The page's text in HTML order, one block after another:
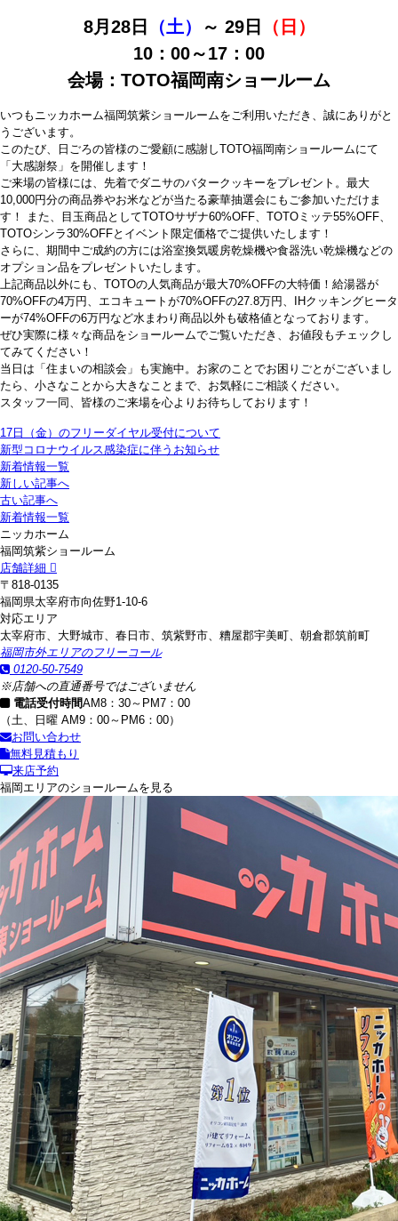
8月28日 （土） ～ 29日
（日）
10：00～17：00
会場：TOTO福岡南ショールーム
いつもニッカホーム福岡筑紫ショールームをご利用いただき、誠にありがと
うございます。
このたび、日ごろの皆様のご愛顧に感謝しTOTO福岡南ショールームにて
「大感謝祭」を開催します！
ご来場の皆様には、先着でダニサのバタークッキーをプレゼント。最大
10,000円分の商品券やお米などが当たる豪華抽選会にもご参加いただけま
す！ また、目玉商品としてTOTOサザナ60%OFF、TOTOミッテ55%OFF、
TOTOシンラ30%OFFとイベント限定価格でご提供いたします！
さらに、期間中ご成約の方には浴室換気暖房乾燥機や食器洗い乾燥機などの
オプション品をプレゼントいたします。
上記商品以外にも、TOTOの人気商品が最大70%OFFの大特価！給湯器が
70%OFFの4万円、エコキュートが70%OFFの27.8万円、IHクッキングヒータ
ーが74%OFFの6万円など水まわり商品以外も破格値となっております。
ぜひ実際に様々な商品をショールームでご覧いただき、お値段もチェックし
てみてください！
当日は「住まいの相談会」も実施中。お家のことでお困りごとがございまし
たら、小さなことから大きなことまで、お気軽にご相談ください。
スタッフ一同、皆様のご来場を心よりお待ちしております！
17日（金）のフリーダイヤル受付について
新型コロナウイルス感染症に伴うお知らせ
新着情報一覧
新しい記事へ
古い記事へ
新着情報一覧
ニッカホーム
福岡筑紫ショールーム
店舗詳細
〒818-0135
福岡県太宰府市向佐野1-10-6
対応エリア
太宰府市、大野城市、春日市、筑紫野市、糟屋郡宇美町、朝倉郡筑前町
福岡市外エリアのフリーコール
0120-50-7549
※店舗への直通番号ではございません
電話受付時間AM8：30～PM7：00
（土、日曜 AM9：00～PM6：00）
お問い合わせ
無料見積もり
来店予約
福岡エリアのショールームを見る